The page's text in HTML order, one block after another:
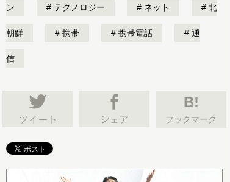
ン テクノロジー ネット 北
朝鮮 携帯 携帯電話 通
信
B!
ブックマーク